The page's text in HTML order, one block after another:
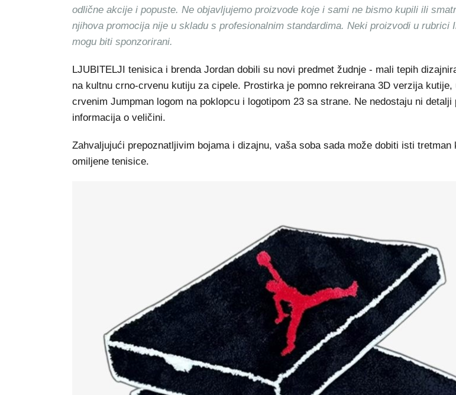
odlične akcije i popuste. Ne objavljujemo proizvode koje i sami ne bismo kupili ili
njihova promocija nije u skladu s profesionalnim standardima. Neki proizvodi u rubrici
mogu biti sponzorirani.
LJUBITELJI tenisica i brenda Jordan dobili su novi predmet žudnje - mali tepih
na kultnu crno-crvenu kutiju za cipele. Prostirka je pomno rekreirana 3D verzija kutije,
crvenim Jumpman logom na poklopcu i logotipom 23 sa strane. Ne nedostaju ni detalji
informacija o veličini.
Zahvaljujući prepoznatljivim bojama i dizajnu, vaša soba sada može dobiti isti tretman
omiljene tenisice.